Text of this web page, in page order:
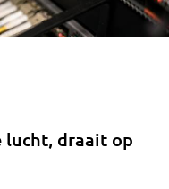
draait op